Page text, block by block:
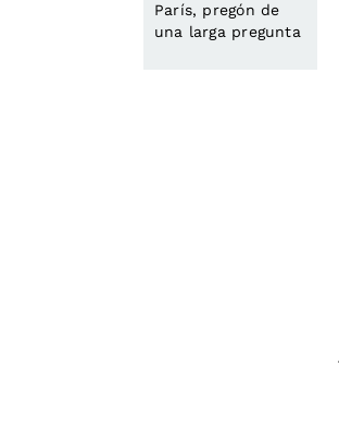
París, pregón de
una larga pregunta